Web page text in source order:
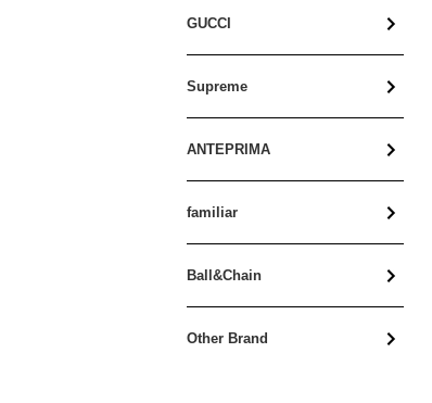
その他バッグ
財布シルクイン・その他
スカーフ・ストール
アクセサリー
iPhoneケース
GUCCI
Supreme
ANTEPRIMA
familiar
Ball&Chain
Other Brand